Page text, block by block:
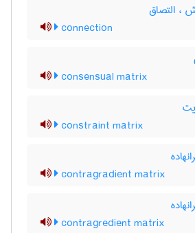
، التصاق
connection
consensual matrix
constraint matrix
contragradient matrix
contragredient matrix